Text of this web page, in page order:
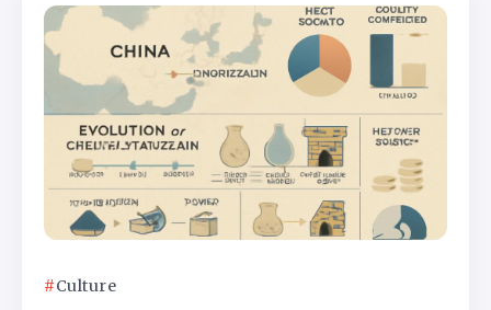
Culture